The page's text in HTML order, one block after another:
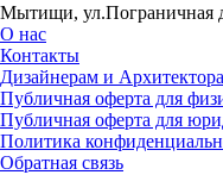
Мытищи, ул.Пограничная
О нас
Контакты
Дизайнерам и
Публичная оферта для
Публичная оферта для
Политика
Обратная связь